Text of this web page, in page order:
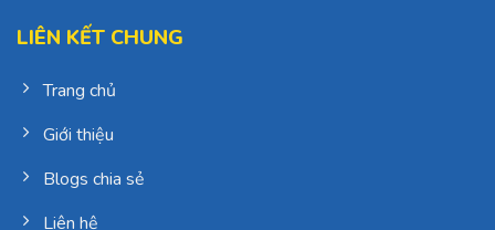
LIÊN KẾT CHUNG
Trang chủ
Giới thiệu
Blogs chia sẻ
Liên hệ